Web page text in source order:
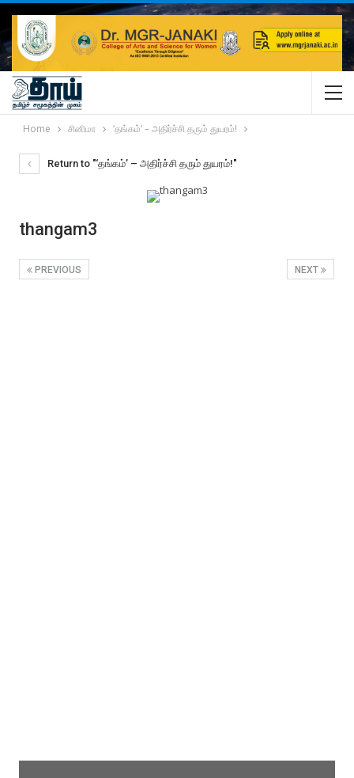
Home சினிமா ‘தங்கம்’ – அதிர்ச்சி தரும் துயரம்!
Return to "‘தங்கம்’ – அதிர்ச்சி தரும் துயரம்!"
thangam3
NEXT
PREVIOUS